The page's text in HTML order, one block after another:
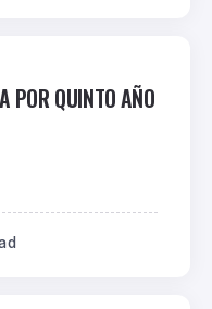
POR QUINTO AÑO